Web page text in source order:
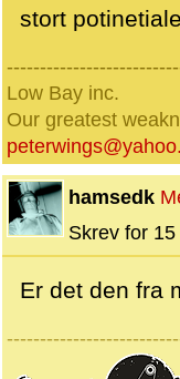
stort
Low Bay inc.
Our greatest
hamsedk
Skrev for
Er det den fra